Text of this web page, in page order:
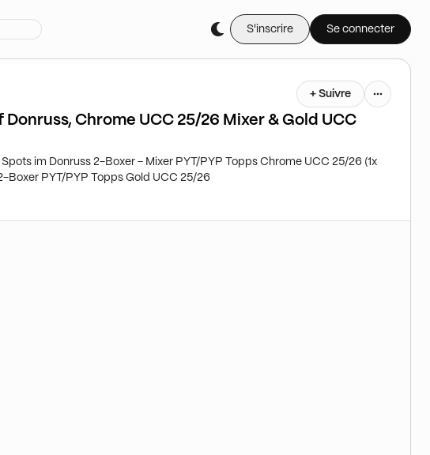
S'inscrire Se connecter
+ Suivre
Donruss, Chrome UCC 25/26 Mixer & Gold UCC
im Donruss 2-Boxer - Mixer PYT/PYP Topps Chrome UCC 25/26 (1x
Boxer PYT/PYP Topps Gold UCC 25/26